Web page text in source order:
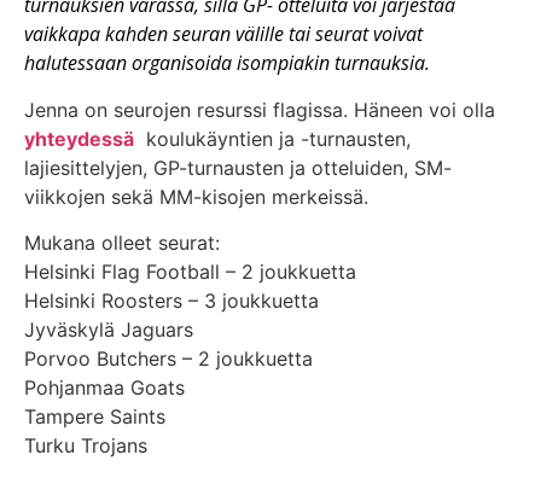
vaikkapa kahden seuran välille tai seurat voivat
halutessaan organisoida isompiakin turnauksia.
Jenna on seurojen resurssi flagissa. Häneen voi olla
yhteydessä koulukäyntien ja -turnausten,
lajiesittelyjen, GP-turnausten ja otteluiden, SM-
viikkojen sekä MM-kisojen merkeissä.
Mukana olleet seurat:
Helsinki Flag Football – 2 joukkuetta
Helsinki Roosters – 3 joukkuetta
Jyväskylä Jaguars
Porvoo Butchers – 2 joukkuetta
Pohjanmaa Goats
Tampere Saints
Turku Trojans